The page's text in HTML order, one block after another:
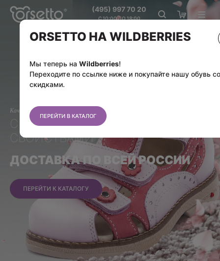
(495) 997 70 20
С 10:00 ДО 18:00
Качественная детская обувь
С ОРТОПЕДИЧЕСКИМИ
СВОЙСТВАМИ
ДОСТАВКА ПО ВСЕЙ РОССИИ
ПЕРЕЙТИ К КАТАЛОГУ
ORSETTO НА WILDBERRIES
Мы теперь на Wildberries!
Переходите по ссылке ниже и покупайте нашу обувь со
скидками.
ПЕРЕЙТИ В КАТАЛОГ